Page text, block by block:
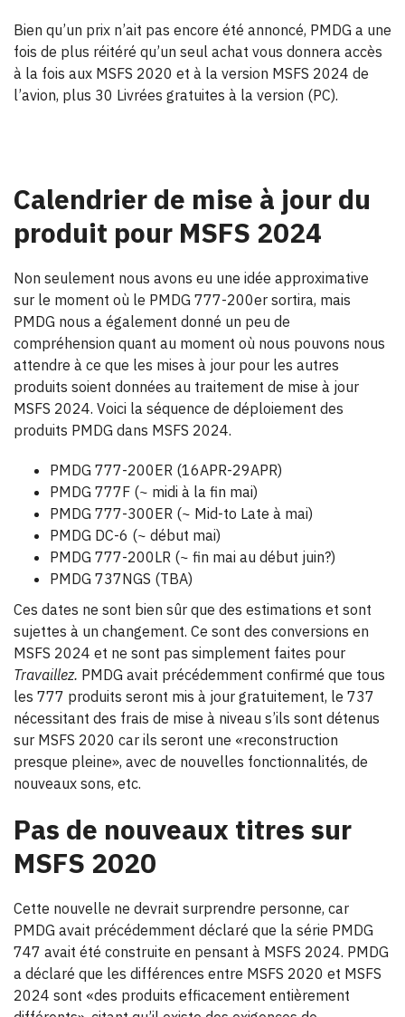
Bien qu’un prix n’ait pas encore été annoncé, PMDG a une
fois de plus réitéré qu’un seul achat vous donnera accès
à la fois aux MSFS 2020 et à la version MSFS 2024 de
l’avion, plus 30 Livrées gratuites à la version (PC).
Calendrier de mise à jour du
produit pour MSFS 2024
Non seulement nous avons eu une idée approximative
sur le moment où le PMDG 777-200er sortira, mais
PMDG nous a également donné un peu de
compréhension quant au moment où nous pouvons nous
attendre à ce que les mises à jour pour les autres
produits soient données au traitement de mise à jour
MSFS 2024. Voici la séquence de déploiement des
produits PMDG dans MSFS 2024.
PMDG 777-200ER (16APR-29APR)
PMDG 777F (~ midi à la fin mai)
PMDG 777-300ER (~ Mid-to Late à mai)
PMDG DC-6 (~ début mai)
PMDG 777-200LR (~ fin mai au début juin?)
PMDG 737NGS (TBA)
Ces dates ne sont bien sûr que des estimations et sont
sujettes à un changement. Ce sont des conversions en
MSFS 2024 et ne sont pas simplement faites pour
Travaillez. PMDG avait précédemment confirmé que tous
les 777 produits seront mis à jour gratuitement, le 737
nécessitant des frais de mise à niveau s’ils sont détenus
sur MSFS 2020 car ils seront une «reconstruction
presque pleine», avec de nouvelles fonctionnalités, de
nouveaux sons, etc.
Pas de nouveaux titres sur
MSFS 2020
Cette nouvelle ne devrait surprendre personne, car
PMDG avait précédemment déclaré que la série PMDG
747 avait été construite en pensant à MSFS 2024. PMDG
a déclaré que les différences entre MSFS 2020 et MSFS
2024 sont «des produits efficacement entièrement